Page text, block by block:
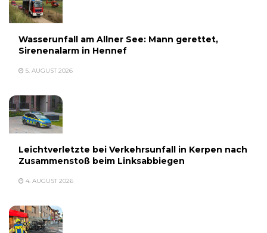
Wasserunfall am Allner See: Mann gerettet,
Sirenenalarm in Hennef
5. AUGUST 2026
Leichtverletzte bei Verkehrsunfall in Kerpen nach
Zusammenstoß beim Linksabbiegen
4. AUGUST 2026